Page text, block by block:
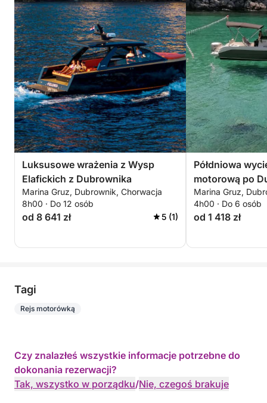
Luksusowe wrażenia z Wysp
Elafickich z Dubrownika
Marina Gruz, Dubrownik, Chorwacja
8h00 · Do 12 osób
od 8 641 zł 5 (1)
Półdniowa
motorową po
Marina Gruz,
4h00 · Do 6 osób
od 1 418 zł
Tagi
Rejs motorówką
Czy znalazłeś wszystkie informacje potrzebne do
dokonania rezerwacji?
Tak, wszystko w porządku/Nie, czegoś brakuje